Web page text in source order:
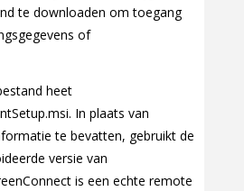
te downloaden om toegang
of
heet
In plaats van
te bevatten, gebruikt de
versie van
is een echte remote